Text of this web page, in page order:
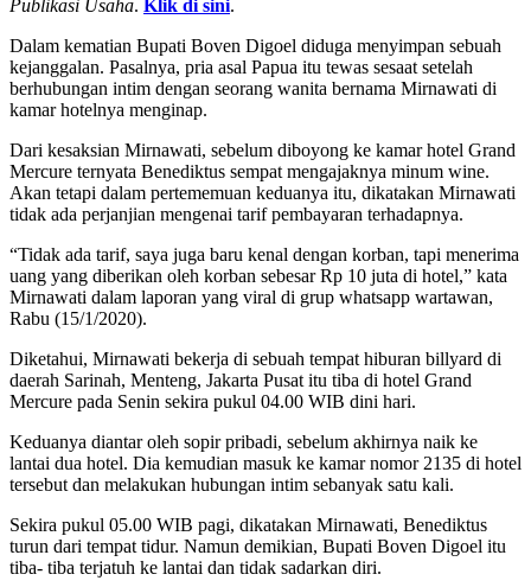
Publikasi Usaha. Klik di sini.
Dalam kematian Bupati Boven Digoel diduga menyimpan sebuah
kejanggalan. Pasalnya, pria asal Papua itu tewas sesaat setelah
berhubungan intim dengan seorang wanita bernama Mirnawati di
kamar hotelnya menginap.
Dari kesaksian Mirnawati, sebelum diboyong ke kamar hotel Grand
Mercure ternyata Benediktus sempat mengajaknya minum wine.
Akan tetapi dalam pertememuan keduanya itu, dikatakan Mirnawati
tidak ada perjanjian mengenai tarif pembayaran terhadapnya.
“Tidak ada tarif, saya juga baru kenal dengan korban, tapi menerima
uang yang diberikan oleh korban sebesar Rp 10 juta di hotel,” kata
Mirnawati dalam laporan yang viral di grup whatsapp wartawan,
Rabu (15/1/2020).
Diketahui, Mirnawati bekerja di sebuah tempat hiburan billyard di
daerah Sarinah, Menteng, Jakarta Pusat itu tiba di hotel Grand
Mercure pada Senin sekira pukul 04.00 WIB dini hari.
Keduanya diantar oleh sopir pribadi, sebelum akhirnya naik ke
lantai dua hotel. Dia kemudian masuk ke kamar nomor 2135 di hotel
tersebut dan melakukan hubungan intim sebanyak satu kali.
Sekira pukul 05.00 WIB pagi, dikatakan Mirnawati, Benediktus
turun dari tempat tidur. Namun demikian, Bupati Boven Digoel itu
tiba- tiba terjatuh ke lantai dan tidak sadarkan diri.